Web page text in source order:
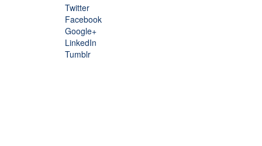
Twitter
Facebook
Google+
LinkedIn
Tumblr